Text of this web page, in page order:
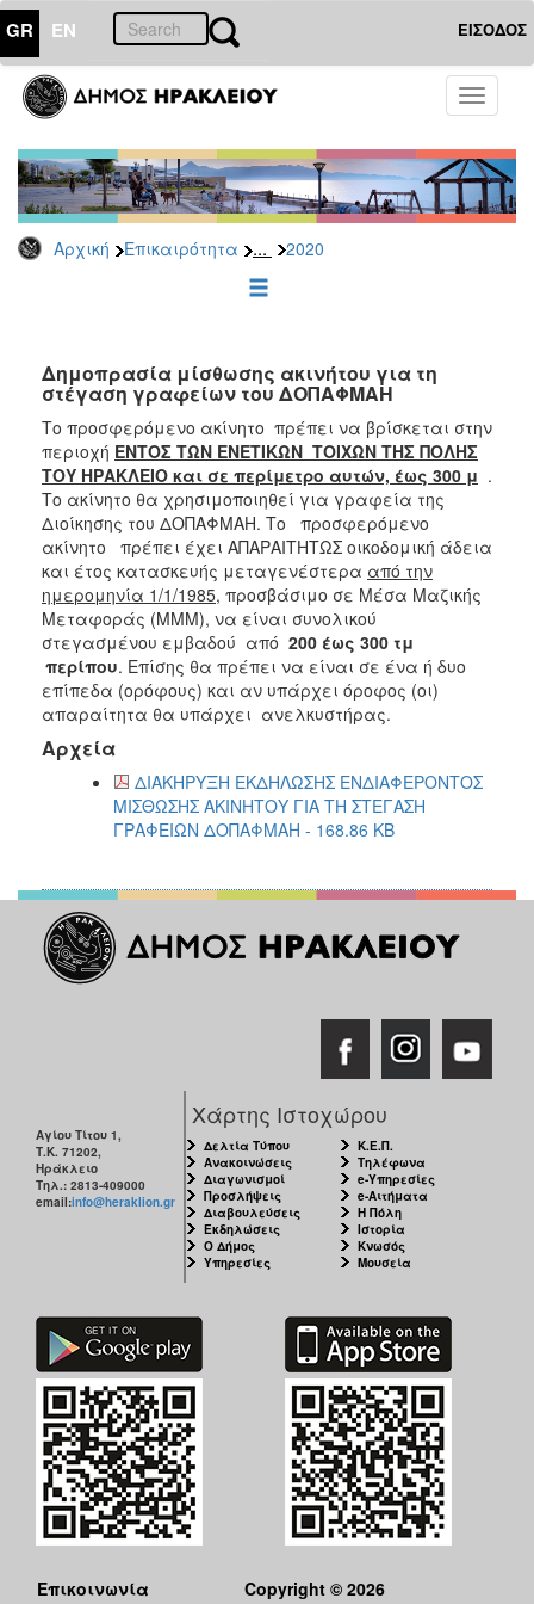
GR EN ΕΙΣΟΔΟΣ
Toggle
Αρχική Επικαιρότητα ... 2020
ΕΠΙΚΑΙΡΟΤΗΤΑ
Τύπου
Αρχείο
2026
2025
2022
2021
2020
2019
2018
2017
2016
2015
2013
2012
2011
2010
2006
ΔΗΜΟΤΗΣ
ΕΠΙΣΚΕΠΤΗΣ
Δημοπρασία μίσθωσης ακινήτου για τη
στέγαση γραφείων του ΔΟΠΑΦΜΑΗ
Το προσφερόμενο ακίνητο πρέπει να βρίσκεται στην
περιοχή ΕΝΤΟΣ ΤΩΝ ΕΝΕΤΙΚΩΝ ΤΟΙΧΩΝ ΤΗΣ ΠΟΛΗΣ
ΤΟΥ ΗΡΑΚΛΕΙΟ και σε περίμετρο αυτών, έως 300 μ .
Το ακίνητο θα χρησιμοποιηθεί για γραφεία της
Διοίκησης του ΔΟΠΑΦΜΑΗ. Το προσφερόμενο
ακίνητο πρέπει έχει ΑΠΑΡΑΙΤΗΤΩΣ οικοδομική άδεια
και έτος κατασκευής μεταγενέστερα από την
ημερομηνία 1/1/1985, προσβάσιμο σε Μέσα Μαζικής
Μεταφοράς (ΜΜΜ), να είναι συνολικού
στεγασμένου εμβαδού από 200 έως 300 τμ
περίπου. Επίσης θα πρέπει να είναι σε ένα ή δυο
επίπεδα (ορόφους) και αν υπάρχει όροφος (οι)
απαραίτητα θα υπάρχει ανελκυστήρας.
Αρχεία
ΔΙΑΚΗΡΥΞΗ ΕΚΔΗΛΩΣΗΣ ΕΝΔΙΑΦΕΡΟΝΤΟΣ
ΜΙΣΘΩΣΗΣ ΑΚΙΝΗΤΟΥ ΓΙΑ ΤΗ ΣΤΕΓΑΣΗ
ΓΡΑΦΕΙΩΝ ΔΟΠΑΦΜΑΗ - 168.86 KB
Αγίου Τίτου 1,
Τ.Κ. 71202,
Ηράκλειο
Τηλ.: 2813-409000
email:info@heraklion.gr
Χάρτης Ιστοχώρου
Δελτία Τύπου
Ανακοινώσεις
Διαγωνισμοί
Προσλήψεις
Διαβουλεύσεις
Εκδηλώσεις
Ο Δήμος
Υπηρεσίες
Κ.Ε.Π.
Τηλέφωνα
e-Υπηρεσίες
e-Αιτήματα
Η Πόλη
Ιστορία
Κνωσός
Μουσεία
Επικοινωνία Copyright © 2026